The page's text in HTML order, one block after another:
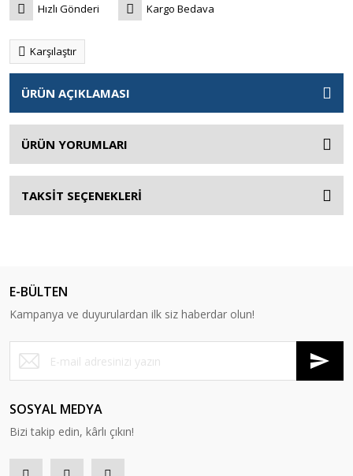
Hızlı Gönderi Kargo Bedava
Karşılaştır
ÜRÜN AÇIKLAMASI
ÜRÜN YORUMLARI
TAKSİT SEÇENEKLERİ
E-BÜLTEN
Kampanya ve duyurulardan ilk siz haberdar olun!
SOSYAL MEDYA
Bizi takip edin, kârlı çıkın!